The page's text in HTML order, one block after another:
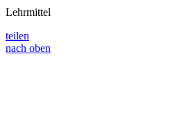
Lehrmittel
teilen
nach oben